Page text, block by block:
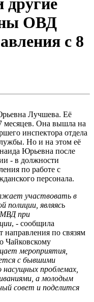
ОВД
с 8
Лучшева. Её
Она вышла на
инспектора отдела
Но и на этом её
Юрьевна после
- в должности
по работе с
персонала.
участвовать в
полиции, являясь
МВД при
, - сообщила
направления по связям
мероприятия,
с бывшими
проблемах,
а молодым
совет и поделится